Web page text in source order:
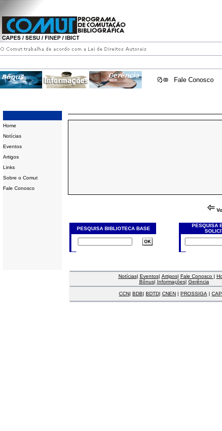
Fale Conosco
Home
Notícias
Eventos
Artigos
Links
Sobre o Comut
Fale Conosco
PESQUISA BIBLIOTECA BASE
PESQUISA
Notícias| Eventos| Artigos| Fale Conosco |
Bônus| Informações| Gerência
CCN| BDB| BDTD| CNEN | PROSSIGA |